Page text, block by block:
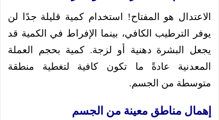
الاعتدال هو المفتاح! استخدام كمية قليلة جدًا لن
يوفر الترطيب الكافي، بينما الإفراط في الكمية قد
يجعل البشرة دهنية أو لزجة. كمية بحجم العملة
المعدنية عادةً ما تكون كافية لتغطية منطقة
متوسطة من الجسم.
إهمال مناطق معينة من الجسم